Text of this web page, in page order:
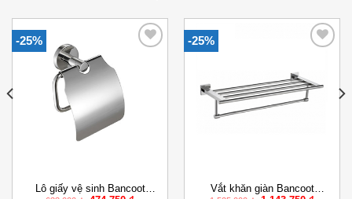
-25%
Lô giấy vệ sinh Bancoot
-25%
Add to
Wishlist
Vắt khăn giàn Bancoot